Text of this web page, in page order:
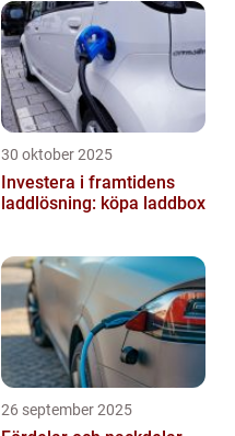
30 oktober 2025
Investera i framtidens
laddlösning: köpa laddbox
26 september 2025